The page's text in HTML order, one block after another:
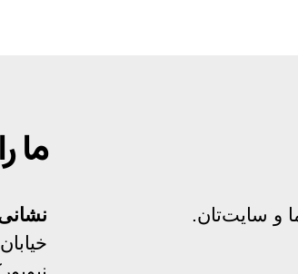
و سایت‌تان.
ما
خیابان ۱۲۳